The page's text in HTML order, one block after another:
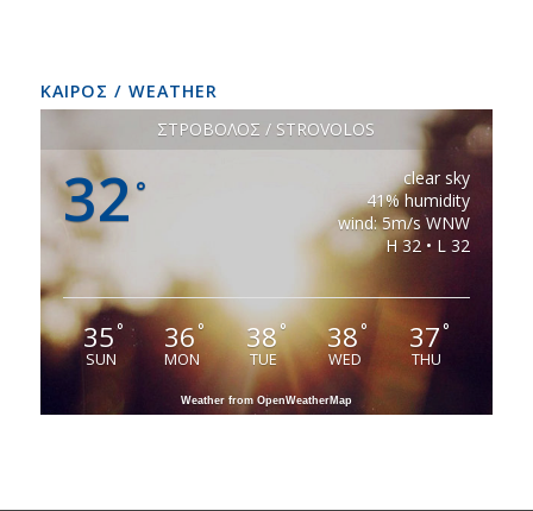
ΚΑΙΡΟΣ / WEATHER
ΣΤΡΟΒΟΛΟΣ / STROVOLOS
32 °
clear sky
41% humidity
wind: 5m/s WNW
H 32 • L 32
35°
SUN
36°
MON
38°
TUE
38°
WED
37°
THU
Weather from OpenWeatherMap